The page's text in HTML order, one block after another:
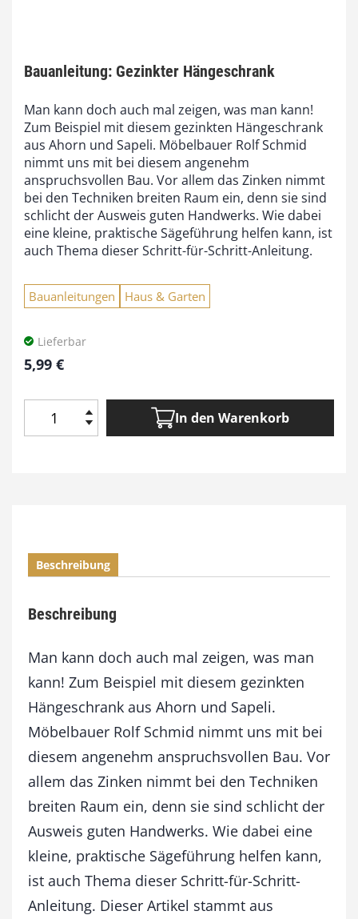
Bauanleitung: Gezinkter Hängeschrank
Man kann doch auch mal zeigen, was man kann!
Zum Beispiel mit diesem gezinkten Hängeschrank
aus Ahorn und Sapeli. Möbelbauer Rolf Schmid
nimmt uns mit bei diesem angenehm
anspruchsvollen Bau. Vor allem das Zinken nimmt
bei den Techniken breiten Raum ein, denn sie sind
schlicht der Ausweis guten Handwerks. Wie dabei
eine kleine, praktische Sägeführung helfen kann, ist
auch Thema dieser Schritt-für-Schritt-Anleitung.
Bauanleitungen Haus & Garten
Lieferbar
5,99 €
g
G
z
n
k
e
H
ä
n
g
e
In den Warenkorb
Beschreibung
Beschreibung
Man kann doch auch mal zeigen, was man
kann! Zum Beispiel mit diesem gezinkten
Hängeschrank aus Ahorn und Sapeli.
Möbelbauer Rolf Schmid nimmt uns mit bei
diesem angenehm anspruchsvollen Bau. Vor
allem das Zinken nimmt bei den Techniken
breiten Raum ein, denn sie sind schlicht der
Ausweis guten Handwerks. Wie dabei eine
kleine, praktische Sägeführung helfen kann,
ist auch Thema dieser Schritt-für-Schritt-
Anleitung. Dieser Artikel stammt aus